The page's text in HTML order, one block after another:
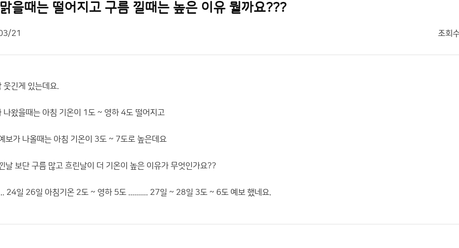
을때는 떨어지고 구름 낄때는 높은 이유 뭘까요???
21 조회
웃긴게 있는데요.
나왔을때는 아침 기온이 1도 ~ 영하 4도 떨어지고
보가 나올때는 아침 기온이 3도 ~ 7도로 높은데요
날 보단 구름 많고 흐린날이 더 기온이 높은 이유가 무엇인가요??
24일 26일 아침기온 2도 ~ 영하 5도 .......... 27일 ~ 28일 3도 ~ 6도 예보 했네요.